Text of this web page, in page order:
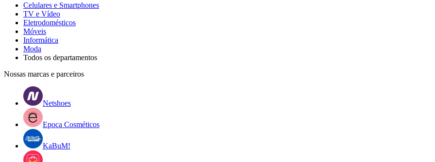
Celulares e Smartphones
TV e Vídeo
Eletrodomésticos
Móveis
Informática
Moda
Todos os departamentos
Nossas marcas e parceiros
Netshoes
Epoca Cosméticos
KaBuM!